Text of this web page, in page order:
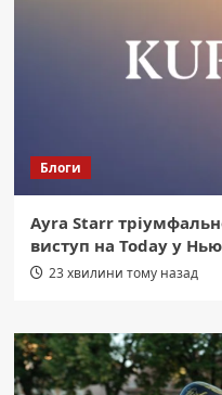
Блоги
Ayra Starr
виступ на Today у
23 хвилини тому назад